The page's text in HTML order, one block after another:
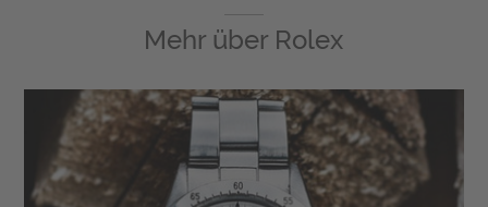
Mehr über Rolex